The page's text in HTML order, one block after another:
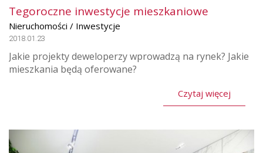
Tegoroczne inwestycje mieszkaniowe
Nieruchomości / Inwestycje
2018.01.23
Jakie projekty deweloperzy wprowadzą na rynek? Jakie
mieszkania będą oferowane?
Czytaj więcej